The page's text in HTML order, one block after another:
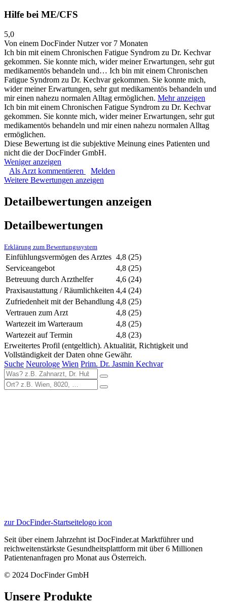
Hilfe bei ME/CFS
5,0
Von einem DocFinder Nutzervor 7 Monaten
Ich bin mit einem Chronischen Fatigue Syndrom zu Dr. Kechvar
gekommen. Sie konnte mich, wider meiner Erwartungen, sehr gut
medikamentös behandeln und… Ich bin mit einem Chronischen
Fatigue Syndrom zu Dr. Kechvar gekommen. Sie konnte mich,
wider meiner Erwartungen, sehr gut medikamentös behandeln und
mir einen nahezu normalen Alltag ermöglichen. Mehr anzeigen
Ich bin mit einem Chronischen Fatigue Syndrom zu Dr. Kechvar
gekommen. Sie konnte mich, wider meiner Erwartungen, sehr gut
medikamentös behandeln und mir einen nahezu normalen Alltag
ermöglichen.
Diese Bewertung ist die subjektive Meinung eines Patienten und
nicht die der DocFinder GmbH.
Weniger anzeigen
Als Arzt kommentieren
Melden
Weitere Bewertungen anzeigen
Detailbewertungen anzeigen
Detailbewertungen
Erklärung zum Bewertungssystem
Einfühlungsvermögen des Arztes 4,8 (25)
Serviceangebot
4,8 (25)
Betreuung durch Arzthelfer
4,6 (24)
Praxisaustattung / Räumlichkeiten 4,4 (24)
Zufriedenheit mit der Behandlung 4,8 (25)
Vertrauen zum Arzt
4,8 (25)
Wartezeit im Warteraum
4,8 (25)
Wartezeit auf Termin
4,8 (23)
Erweitertes Profil (entgeltlich). Aktualität, Richtigkeit und
Vollständigkeit der Daten ohne Gewähr.
Suche Neurologe Wien Prim. Dr. Jasmin Kechvar
zur DocFinder-Startseitelogo icon
Seit über einem Jahrzehnt ist DocFinder.at Marktführer und
reichweitenstärkste Gesundheitsplattform mit über 6 Millionen
Patientenanfragen pro Monat aus Österreich.
© 2024 DocFinder GmbH
Unsere Produkte